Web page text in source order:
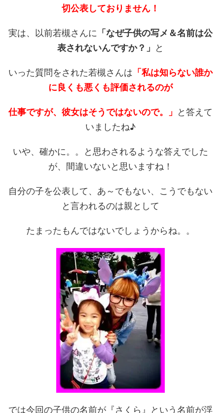
切公表しておりません！
実は、以前若槻さんに 「なぜ子供の写メ＆名前は公
表されないんですか？」
と
いった質問をされた若槻さんは 「私は知らない誰か
に良くも悪くも評価されるのが
仕事ですが、彼女はそうではないので。」
と答えて
いましたね♪
いや、確かに。。と思わされるような答えでした
が、間違いないと思いますね！
自分の子を公表して、あ～でもない、こうでもない
と言われるのは親として
たまったもんではないでしょうからね。。
では今回の子供の名前が『さくら』という名前が浮